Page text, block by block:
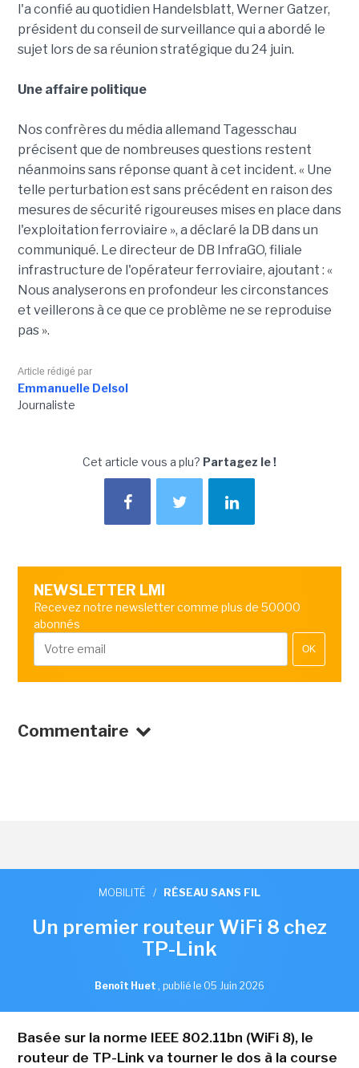
l'a confié au quotidien Handelsblatt, Werner Gatzer,
président du conseil de surveillance qui a abordé le
sujet lors de sa réunion stratégique du 24 juin.
Une affaire politique
Nos confrères du média allemand Tagesschau
précisent que de nombreuses questions restent
néanmoins sans réponse quant à cet incident. « Une
telle perturbation est sans précédent en raison des
mesures de sécurité rigoureuses mises en place dans
l'exploitation ferroviaire », a déclaré la DB dans un
communiqué. Le directeur de DB InfraGO, filiale
infrastructure de l'opérateur ferroviaire, ajoutant : «
Nous analyserons en profondeur les circonstances
et veillerons à ce que ce problème ne se reproduise
pas ».
Article rédigé par
Emmanuelle Delsol
Journaliste
Cet article vous a plu? Partagez le !
NEWSLETTER LMI
Recevez notre newsletter comme plus de 50000
abonnés
OK
Commentaire
MOBILITÉ / RÉSEAU SANS FIL
Un premier routeur WiFi 8 chez
TP-Link
Benoît Huet , publié le 05 Juin 2026
Basée sur la norme IEEE 802.11bn (WiFi 8), le
routeur de TP-Link va tourner le dos à la course